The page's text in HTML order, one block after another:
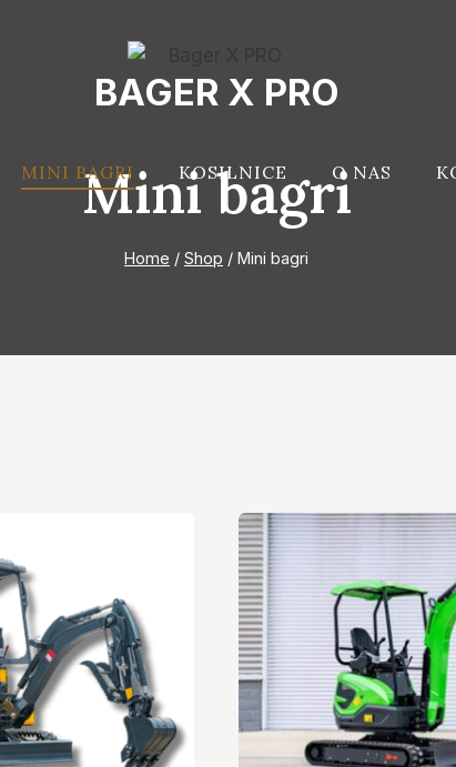
BAGER X PRO
MINI BAGRI KOSILNICE O NAS
Mini bagri
Home / Shop / Mini bagri